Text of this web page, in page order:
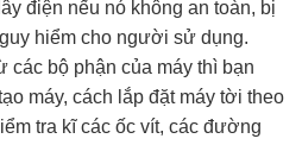
điện nếu nó không an toàn, bị
hiểm cho người sử dụng.
các bộ phận của máy thì bạn
máy, cách lắp đặt máy tời theo
tra kĩ các ốc vít, các đường